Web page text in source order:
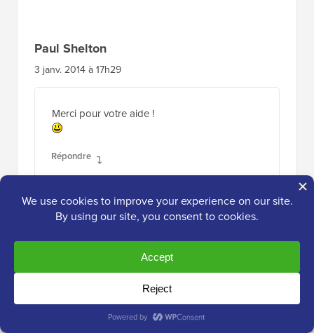
Paul Shelton
3 janv. 2014 à 17h29
Merci pour votre aide !
Répondre